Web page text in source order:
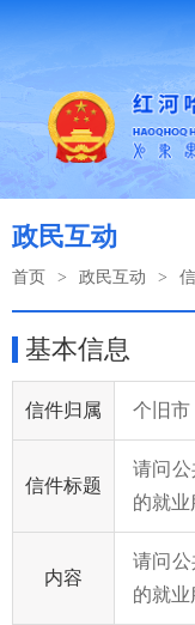
政民互动
首页 > 政民互动 >
基本信息
信件归属 个旧市
信件标题
请问
的就业
内容
请问
的就业